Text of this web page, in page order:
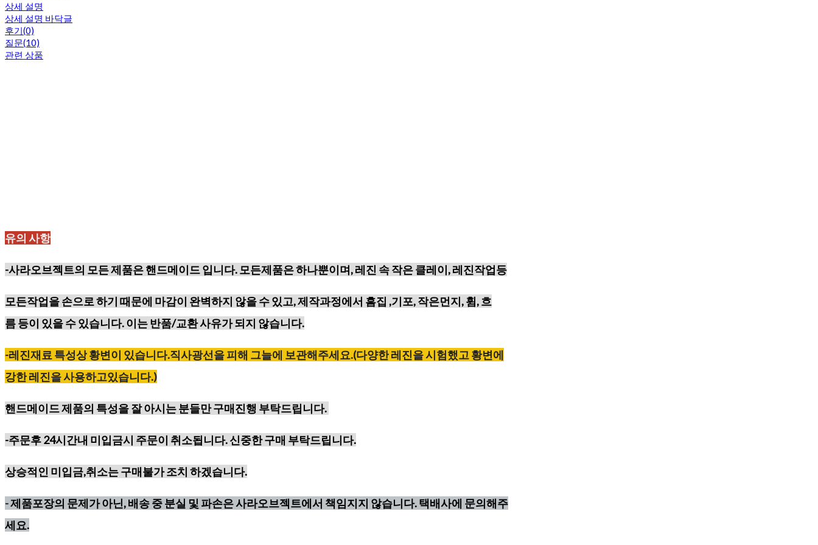
상세 설명
상세 설명 바닥글
후기(0)
질문(10)
관련 상품
유의 사항
-사라오브젝트의 모든 제품은 핸드메이드 입니다. 모든제품은 하나뿐이며, 레진 속 작은 클레이, 레진작업등
모든작업을 손으로 하기 때문에 마감이 완벽하지 않을 수 있고,제작과정에서 흠집 ,기포, 작은먼지, 휨, 흐
름 등이 있을 수 있습니다. 이는 반품/교환 사유가 되지 않습니다.
-레진재료 특성상황변이 있습니다.직사광선을피해 그늘에 보관해주세요.(다양한레진을시험했고황변에
강한레진을사용하고있습니다.)
핸드메이드 제품의 특성을 잘 아시는 분들만 구매진행 부탁드립니다.
-주문후 24시간내 미입금시 주문이 취소됩니다. 신중한 구매 부탁드립니다.
상승적인 미입금,취소는 구매불가 조치 하겠습니다.
-제품포장의 문제가 아닌, 배송 중 분실 및 파손은 사라오브젝트에서 책임지지 않습니다. 택배사에 문의해주
세요.